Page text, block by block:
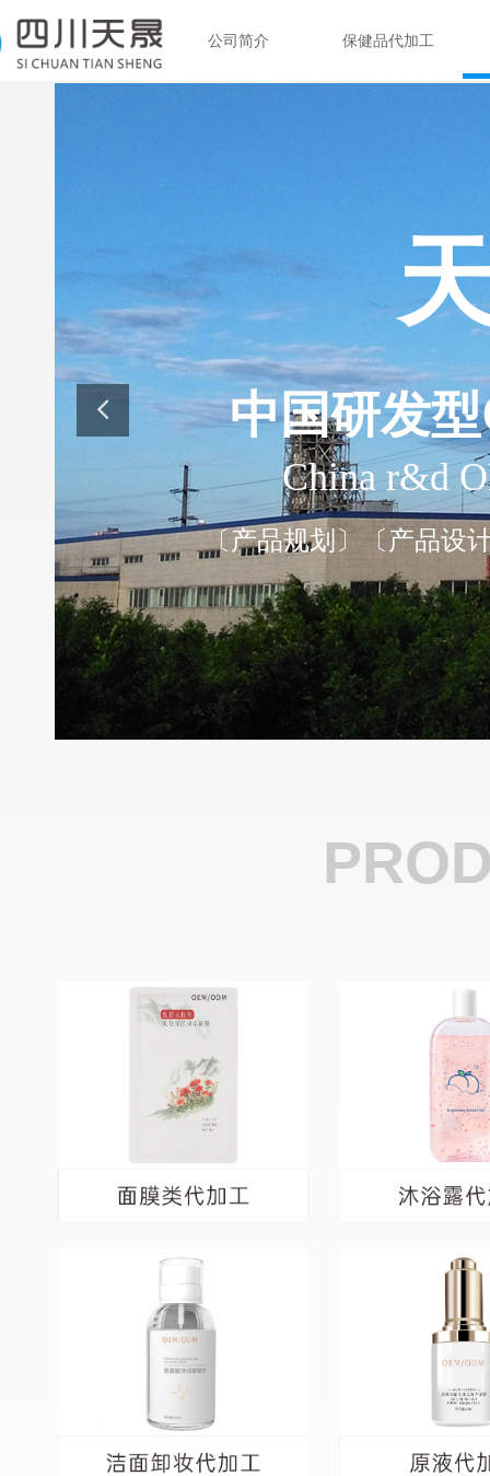
公司简介 保健品代加工
中国研发
China r&d
〔产品规划〕〔产品设